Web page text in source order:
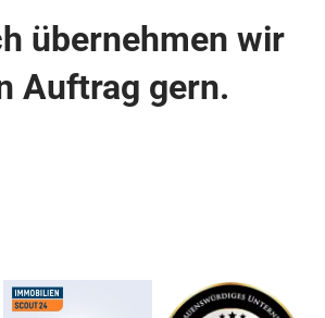
übernehmen wir
Auftrag gern.